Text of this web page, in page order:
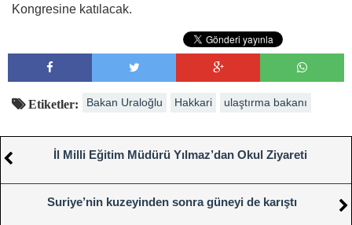
Kongresine katılacak.
Etiketler: Bakan Uraloğlu Hakkari ulaştırma bakanı
İl Milli Eğitim Müdürü Yılmaz’dan Okul Ziyareti
Suriye’nin kuzeyinden sonra güneyi de karıştı